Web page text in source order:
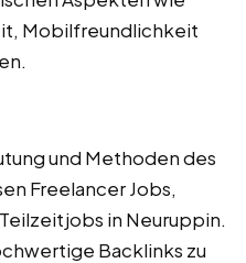
Mobilfreundlichkeit
und Methoden des
Freelancer Jobs,
in Neuruppin.
Backlinks zu